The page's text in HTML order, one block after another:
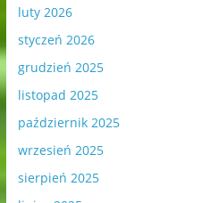
luty 2026
styczeń 2026
grudzień 2025
listopad 2025
październik 2025
wrzesień 2025
sierpień 2025